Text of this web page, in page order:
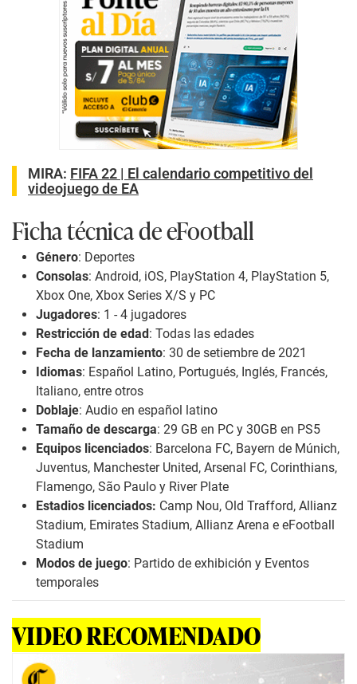
MIRA: FIFA 22 | El calendario competitivo del
videojuego de EA
Ficha técnica de eFootball
Género: Deportes
Consolas: Android, iOS, PlayStation 4, PlayStation 5,
Xbox One, Xbox Series X/S y PC
Jugadores: 1 - 4 jugadores
Restricción de edad: Todas las edades
Fecha de lanzamiento: 30 de setiembre de 2021
Idiomas: Español Latino, Portugués, Inglés, Francés,
Italiano, entre otros
Doblaje: Audio en español latino
Tamaño de descarga: 29 GB en PC y 30GB en PS5
Equipos licenciados: Barcelona FC, Bayern de Múnich,
Juventus, Manchester United, Arsenal FC, Corinthians,
Flamengo, São Paulo y River Plate
Estadios licenciados: Camp Nou, Old Trafford, Allianz
Stadium, Emirates Stadium, Allianz Arena e eFootball
Stadium
Modos de juego: Partido de exhibición y Eventos
temporales
VIDEO RECOMENDADO